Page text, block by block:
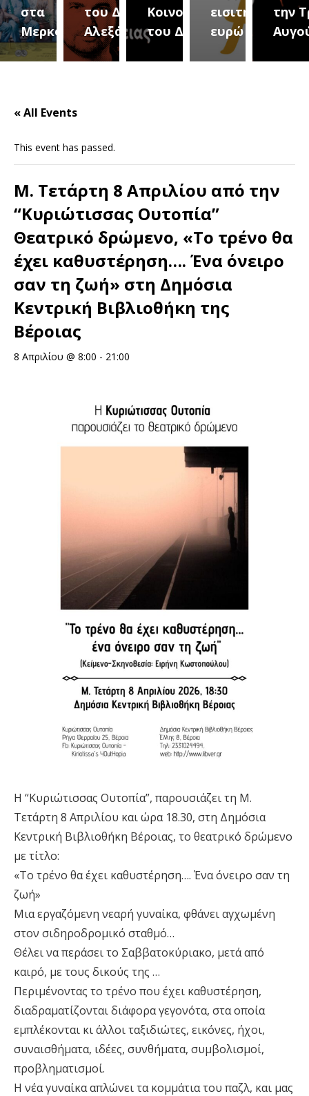
του Δήμου
Αλεξάνδρειας
Κοινοτήτων
του Δήμου
εισιτήριο 2
ευρώ
την Τρίτη 18
Αυγούστουτου
« All Events
This event has passed.
Μ. Τετάρτη 8 Απριλίου από την
“Κυριώτισσας Ουτοπία”
Θεατρικό δρώμενο, «Το τρένο θα
έχει καθυστέρηση…. Ένα όνειρο
σαν τη ζωή» στη Δημόσια
Κεντρική Βιβλιοθήκη της
Βέροιας
8 Απριλίου @ 8:00 - 21:00
Η “Κυριώτισσας Ουτοπία”, παρουσιάζει τη Μ.
Τετάρτη 8 Απριλίου και ώρα 18.30, στη Δημόσια
Κεντρική Βιβλιοθήκη Βέροιας, το θεατρικό δρώμενο
με τίτλο:
«Το τρένο θα έχει καθυστέρηση…. Ένα όνειρο σαν τη
ζωή»
Μια εργαζόμενη νεαρή γυναίκα, φθάνει αγχωμένη
στον σιδηροδρομικό σταθμό…
Θέλει να περάσει το Σαββατοκύριακο, μετά από
καιρό, με τους δικούς της …
Περιμένοντας το τρένο που έχει καθυστέρηση,
διαδραματίζονται διάφορα γεγονότα, στα οποία
εμπλέκονται κι άλλοι ταξιδιώτες, εικόνες, ήχοι,
συναισθήματα, ιδέες, συνθήματα, συμβολισμοί,
προβληματισμοί.
Η νέα γυναίκα απλώνει τα κομμάτια του παζλ, και μας